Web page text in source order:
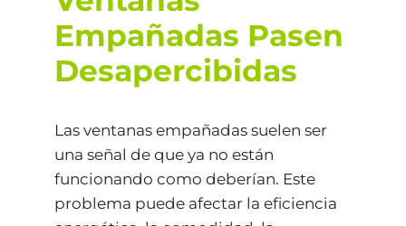
Empañadas Pasen
Desapercibidas
Las ventanas empañadas suelen ser
una señal de que ya no están
funcionando como deberían. Este
problema puede afectar la eficiencia